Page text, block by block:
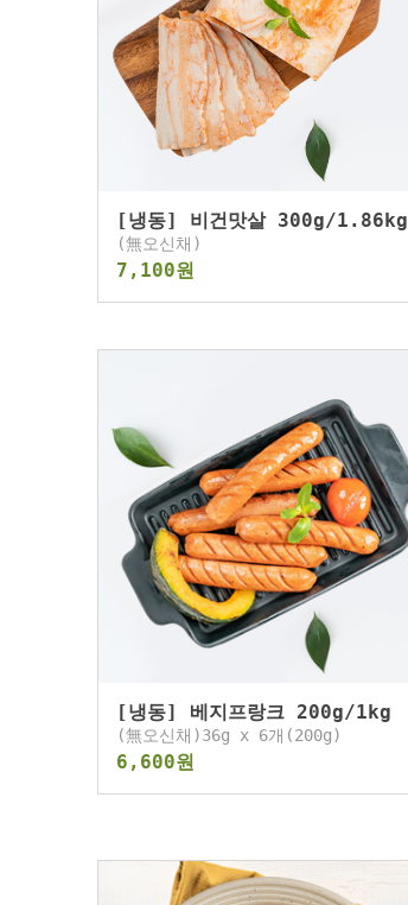
[냉동] 비건맛살 300g/1.86kg
(無오신채)
7,100원
[냉동] 베지프랑크 200g/1kg
(無오신채)36g x 6개(200g)
6,600원